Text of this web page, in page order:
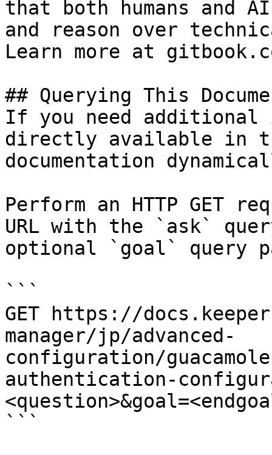
that both humans and
and reason over
Learn more at
## Querying This
If you need
directly available in
documentation
Perform an HTTP GET
URL with the `ask`
optional `goal` query
```
GET https://
manager/jp/advanced-
configuration/
authentication-
```